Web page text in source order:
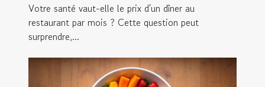
structurée ?
Votre santé vaut-elle le prix d'un dîner au
restaurant par mois ? Cette question peut
surprendre,...